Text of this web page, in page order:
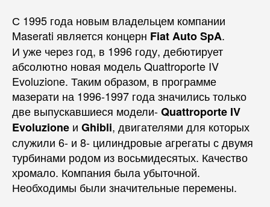
С 1995 года новым владельцем компании
Maserati является концерн Fiat Auto SpA.
И уже через год, в 1996 году, дебютирует
абсолютно новая модель Quattroporte IV
Evoluzione. Таким образом, в программе
мазерати на 1996-1997 года значились только
две выпускавшиеся модели-Quattroporte IV
Evoluzione и Ghibli, двигателями для которых
служили 6- и 8- цилиндровые агрегаты с двумя
турбинами родом из восьмидесятых. Качество
хромало. Компания была убыточной.
Необходимы были значительные перемены.